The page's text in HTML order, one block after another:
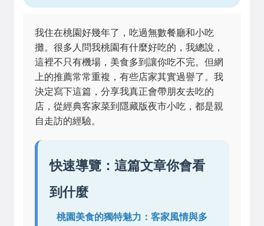
我住在桃園好幾年了，吃過無數餐廳和小吃
攤。很多人問我桃園有什麼好吃的，我總說，
這裡不只有機場，美食多到讓你吃不完。但網
上的推薦常常重複，有些店家其實過譽了。我
決定寫下這篇，分享我真正會帶朋友去吃的
店，從經典客家菜到隱藏版夜市小吃，都是親
自走訪的經驗。
快速導覽：這篇文章你會看
到什麼
桃園美食的獨特魅力：客家風情與多